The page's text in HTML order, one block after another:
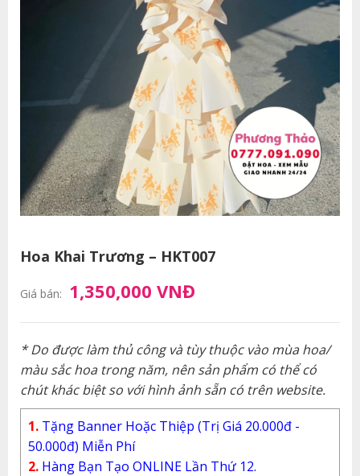
Hoa Khai Trương – HKT007
Giá bán: 1,350,000 VNĐ
* Do được làm thủ công và tùy thuộc vào mùa hoa/
màu sắc hoa trong năm, nên sản phẩm có thể có
chút khác biệt so với hình ảnh sẵn có trên website.
1. Tặng Banner Hoặc Thiệp (Trị Giá 20.000đ -
50.000đ) Miễn Phí
2. Hàng Bạn Tạo ONLINE Lần Thứ 12.